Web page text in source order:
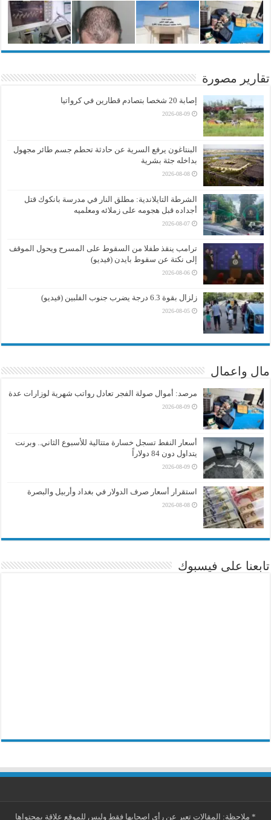
تقارير مصورة
إصابة 20 شخصا بتصادم قطارين في كرواتيا
2026-08-09
البنتاغون يرفع السرية عن حادثة تحطم جسم طائر مجهول
بداخله جثة بشرية
2026-08-08
الشرطة التايلاندية: مطلق النار في مدرسة بانكوك قتل
أجداده قبل هجومه على زملائه ومعلميه
2026-08-07
ترامب ينقذ طفلا من السقوط على المسرح ويحول الموقف
إلى نكتة عن سقوط بايدن (فيديو)
2026-08-06
زلزال بقوة 6.3 درجة يضرب جنوب الفلبين (فيديو)
2026-08-05
مال واعمال
مرصد: أموال صولة الفجر تعادل رواتب شهرية لوزارات عدة
2026-08-09
أسعار النفط تسجل خسارة متتالية للأسبوع الثاني.. وبرنت
يتداول دون 84 دولاراً
2026-08-09
استقرار أسعار صرف الدولار في بغداد وأربيل والبصرة
2026-08-08
تابعنا على فيسبوك
* ملاحظة: المقالات تعبر عن رأي اصحابها فقط وليس للموقع علاقة بمحتواها